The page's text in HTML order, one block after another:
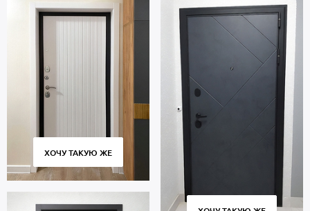
ХОЧУ ТАКУЮ ЖЕ